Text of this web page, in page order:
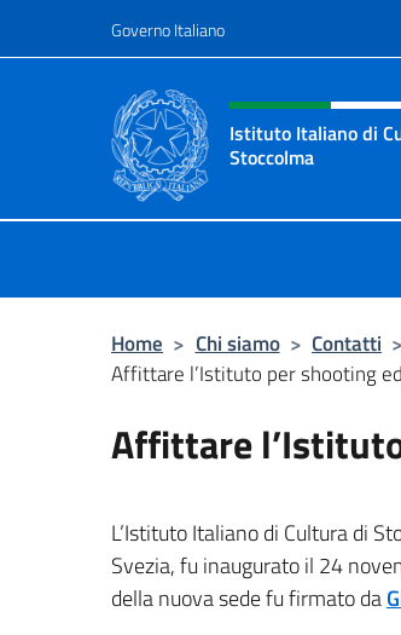
Governo Italiano
Intestazione sito,
Istituto Italiano di
Stoccolma
Home > Chi siamo > Contatti >
Affittare l’Istituto per shooting
Affittare
L’Istituto Italiano di Cultura di
Svezia, fu inaugurato il 24
della nuova sede fu firmato da